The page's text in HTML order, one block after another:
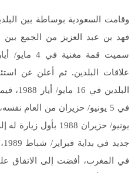
فهد بن عبد العزيز من الجمع
علاقات البلدين. ثم أعلن عن
يونيو/ حزيران 1988
في المغرب، أفضت إلى الاتفاق